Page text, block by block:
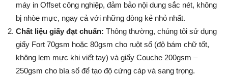
máy in Offset công nghiệp, đảm bảo nội dung sắc nét, không
bị nhòe mực, ngay cả với những dòng kẻ nhỏ nhất.
Chất liệu giấy đạt chuẩn: Thông thường, chúng tôi sử dụng
giấy Fort 70gsm hoặc 80gsm cho ruột sổ (độ bám chữ tốt,
không lem mực khi viết tay) và giấy Couche 200gsm –
250gsm cho bìa sổ để tạo độ cứng cáp và sang trọng.